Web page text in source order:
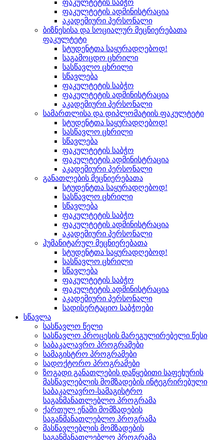
ფაკულტეტის საბჭო
ფაკულტეტის ადმინისტრაცია
აკადემიური პერსონალი
ბიზნესისა და სოციალურ მეცნიერებათა
ფაკულტეტი
სტუდენტთა საყურადღებოდ!
საგამოცდო ცხრილი
სასწავლო ცხრილი
სწავლება
ფაკულტეტის საბჭო
ფაკულტეტის ადმინისტრაცია
აკადემიური პერსონალი
სამართლისა და დიპლომატიის ფაკულტეტი
სტუდენტთა საყურადღებოდ!
სასწავლო ცხრილი
სწავლება
ფაკულტეტის საბჭო
ფაკულტეტის ადმინისტრაცია
აკადემიური პერსონალი
განათლების მეცნიერებათა
სტუდენტთა საყურადღებოდ!
სასწავლო ცხრილი
სწავლება
ფაკულტეტის საბჭო
ფაკულტეტის ადმინისტრაცია
აკადემიური პერსონალი
ჰუმანიტარულ მეცნიერებათა
სტუდენტთა საყურადღებოდ!
სასწავლო ცხრილი
სწავლება
ფაკულტეტის საბჭო
ფაკულტეტის ადმინისტრაცია
აკადემიური პერსონალი
სადისერტაციო საბჭოები
სწავლა
სასწავლო წელი
სასწავლო პროცესის მარეგულირებელი წესი
საბაკალავრო პროგრამები
სამაგისტრო პროგრამები
სადოქტორო პროგრამები
ზოგადი განათლების დაწყებითი საფეხურის
მასწავლებლის მომზადების ინტეგრირებული
საბაკალავრო-სამაგისტრო
საგანმანათლებლო პროგრამა
ქართულ ენაში მომზადების
საგანმანათლებლო პროგრამა
მასწავლებლის მომზადების
საგანმანათლებლო პროგრამა